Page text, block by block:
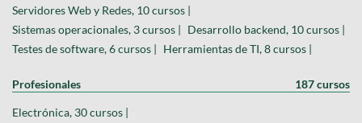
Servidores Web y Redes, 10 cursos |
Sistemas operacionales, 3 cursos | Desarrollo backend, 10 cursos |
Testes de software, 6 cursos | Herramientas de TI, 8 cursos |
Profesionales 187 cursos
Electrónica, 30 cursos |